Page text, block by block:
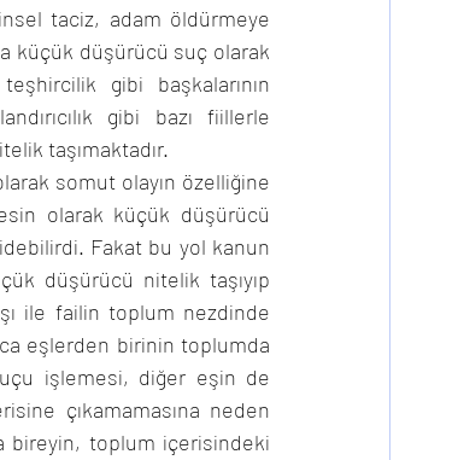
taciz, adam öldürmeye
küçük düşürücü suç olarak
gibi başkalarının
gibi bazı fiillerle
taşımaktadır.
somut olayın özelliğine
olarak küçük düşürücü
Fakat bu yol kanun
düşürücü nitelik taşıyıp
ile failin toplum nezdinde
eşlerden birinin toplumda
işlemesi, diğer eşin de
çıkamamasına neden
bireyin, toplum içerisindeki